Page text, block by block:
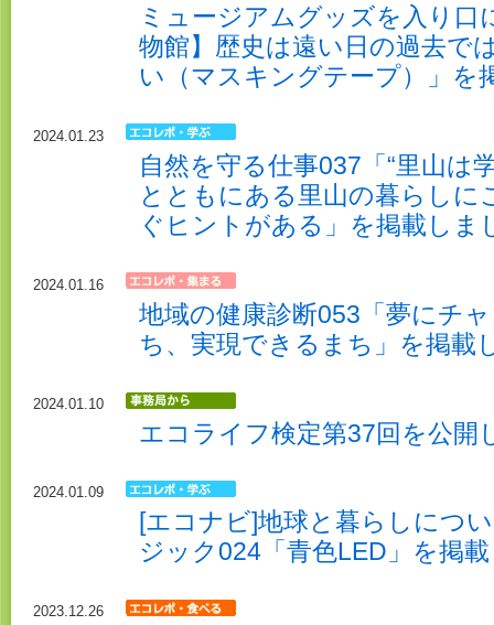
ミュージアムグッズを入り口
物館】歴史は遠い日の過去で
い（マスキングテープ）」を
2024.01.23
自然を守る仕事037「“里山
とともにある里山の暮らしに
ぐヒントがある」を掲載しま
2024.01.16
地域の健康診断053「夢にチ
ち、実現できるまち」を掲載
2024.01.10
エコライフ検定第37回を公開
2024.01.09
[エコナビ]地球と暮らしにつ
ジック024「青色LED」を掲
2023.12.26